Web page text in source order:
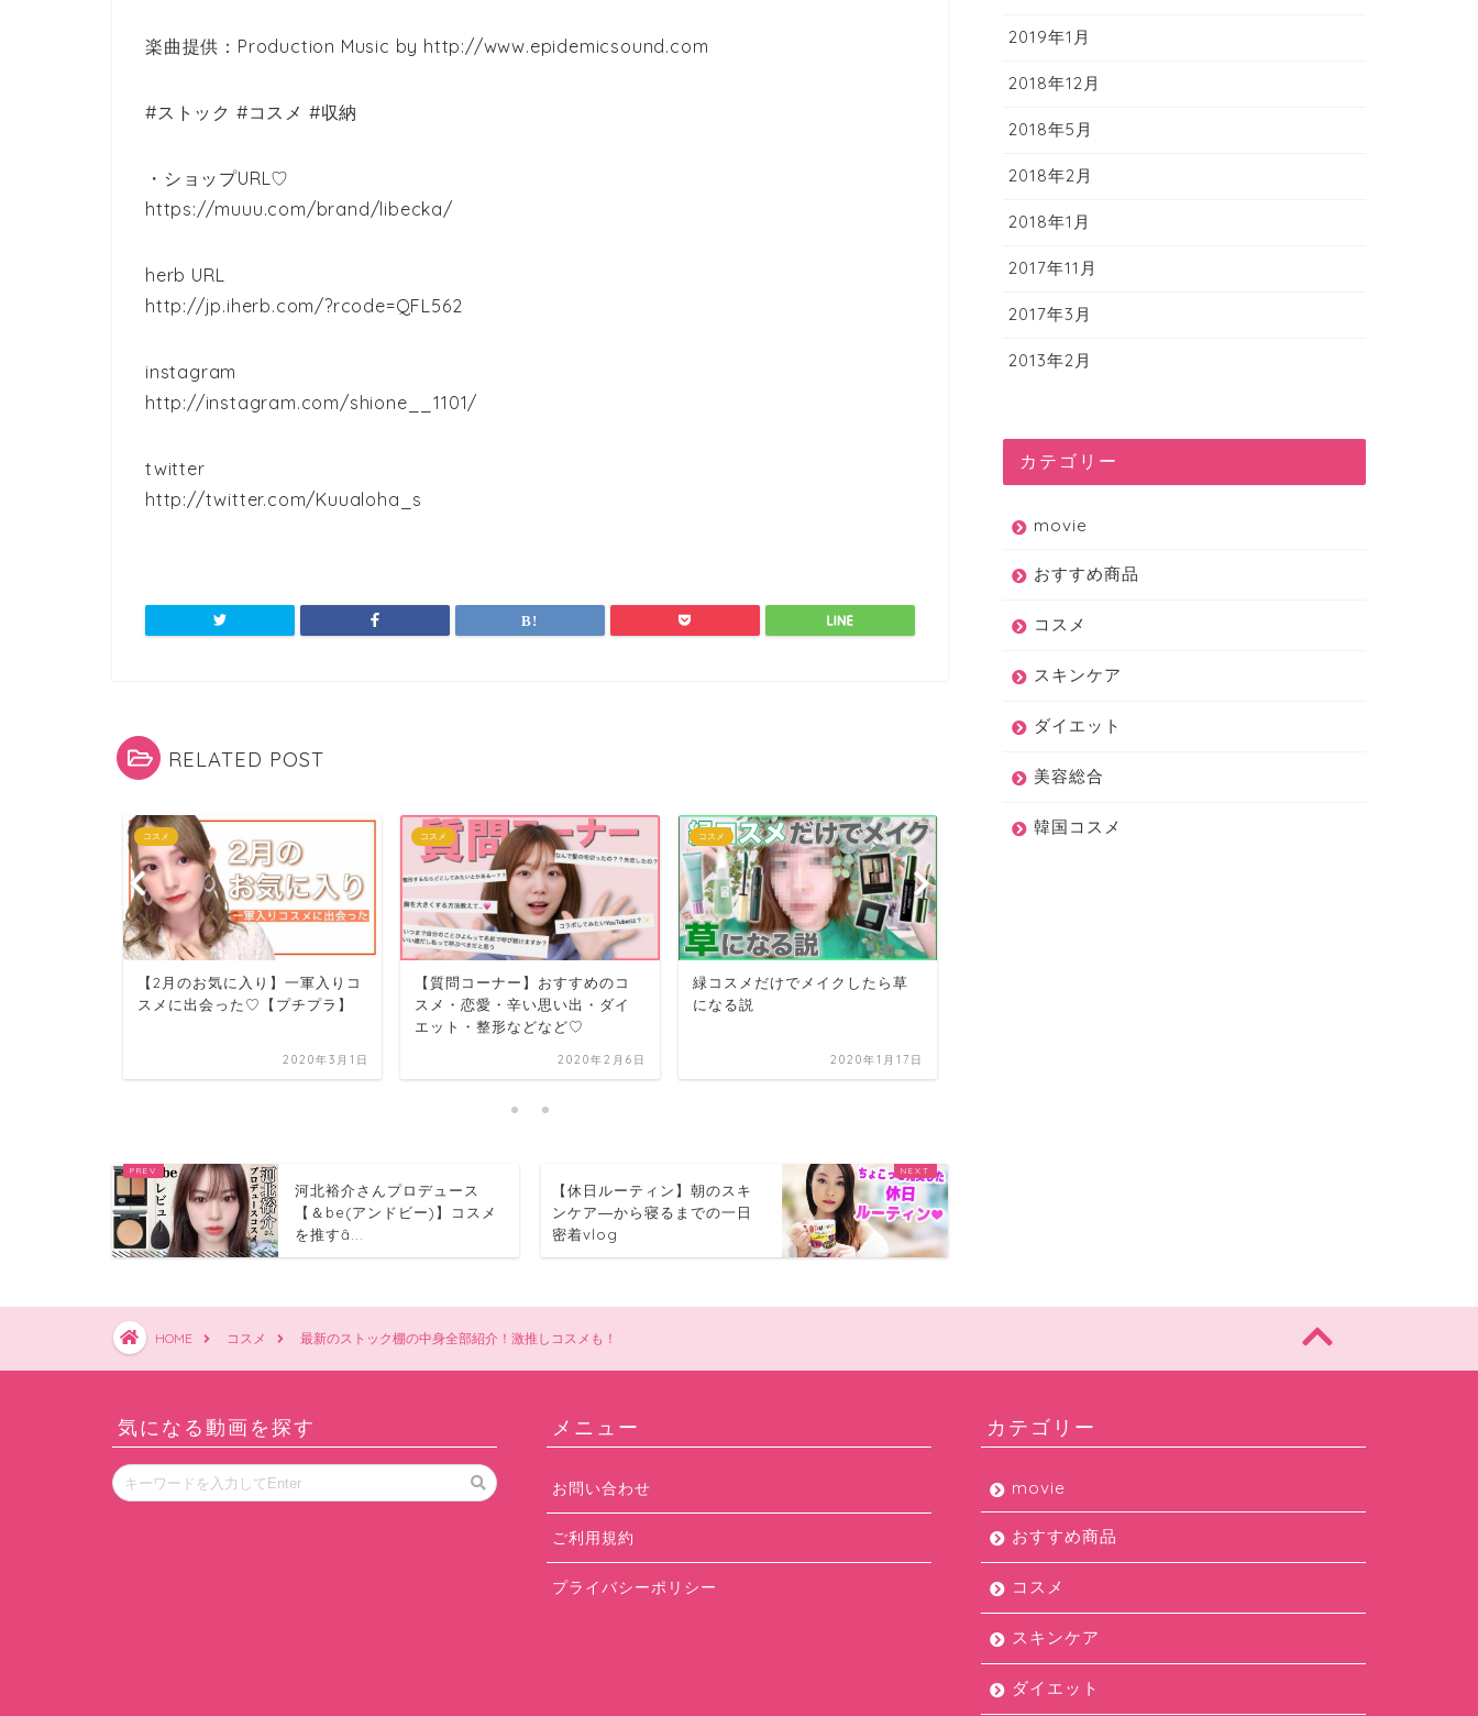
楽曲提供：Production Music by http://www.epidemicsound.com
#ストック #コスメ #収納
・ショップURL♡
https://muuu.com/brand/libecka/
herb URL
http://jp.iherb.com/?rcode=QFL562
instagram
http://instagram.com/shione__1101/
twitter
http://twitter.com/Kuualoha_s
RELATED POST
コスメ
【2月のお気に入り】一軍入りコ
スメに出会った♡【プチプラ】
2020年3月1日
コスメ
【質問コーナー】おすすめのコ
スメ・恋愛・辛い思い出・ダイ
エット・整形などなど♡
2020年2月6日
コスメ
緑コスメだけでメイクしたら草
になる説
2020年1月17日
河北裕介さんプロデュース
【＆be(アンドビー)】コスメ
を推すȃ...
【休日ルーティン】朝のスキ
ンケア―から寝るまでの一日
密着vlog
2019年1月
2018年12月
2018年5月
2018年2月
2018年1月
2017年11月
2017年3月
2013年2月
カテゴリー
movie
おすすめ商品
コスメ
スキンケア
ダイエット
美容総合
韓国コスメ
HOME コスメ 最新のストック棚の中身全部紹介！激推しコスメも！
気になる動画を探す メニュー
お問い合わせ
ご利用規約
プライバシーポリシー
カテゴリー
movie
おすすめ商品
コスメ
スキンケア
ダイエット